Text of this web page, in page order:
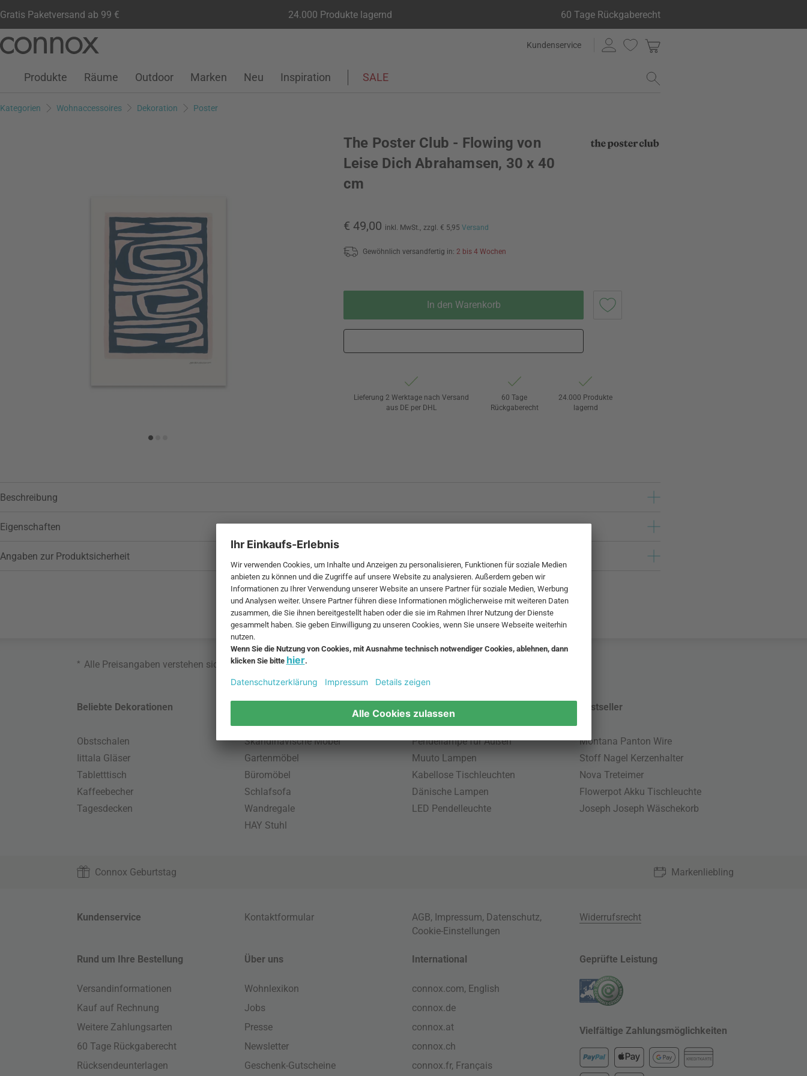
Gratis Paketversand ab 99 € 24.000 Produkte lagernd 60 Tage Rückgaberecht
Seiteninhalt
Suchfeld
Kundenservice
Kundenkonto
Wunschliste
Warenkorb
Produkte Räume Outdoor Marken Neu Inspiration SALE
Kategorien Wohnaccessoires Dekoration Poster
The Poster Club - Flowing von
Leise Dich Abrahamsen, 30 x 40
cm
€ 49,00 inkl. MwSt., zzgl. € 5,95 Versand
Gewöhnlich versandfertig in: 2 bis 4 Wochen
In den Warenkorb
Lieferung 2 Werktage nach Versand
aus DE per DHL
60 Tage
Rückgaberecht
24.000 Produkte
lagernd
Beschreibung
Eigenschaften
Angaben zur Produktsicherheit
* Alle Preisangaben verstehen sich inklusive MwSt. und zzgl.
Beliebte Dekorationen
Obstschalen
Iittala Gläser
Tabletttisch
Kaffeebecher
Tagesdecken
Skandinavische Möbel
Gartenmöbel
Büromöbel
Schlafsofa
Wandregale
HAY Stuhl
Beliebte Leuchten
Pendellampe für Außen
Muuto Lampen
Kabellose Tischleuchten
Dänische Lampen
LED Pendelleuchte
Bestseller
Montana Panton Wire
Stoff Nagel Kerzenhalter
Nova Treteimer
Flowerpot Akku Tischleuchte
Joseph Joseph Wäschekorb
Connox Geburtstag Markenliebling
Kundenservice Kontaktformular AGB, Impressum, Datenschutz,
Cookie-Einstellungen
Widerrufsrecht
Rund um Ihre Bestellung
Versandinformationen
Kauf auf Rechnung
Weitere Zahlungsarten
60 Tage Rückgaberecht
Rücksendeunterlagen
Über uns
Wohnlexikon
Jobs
Presse
Newsletter
Geschenk-Gutscheine
International
connox.com, English
connox.de
connox.at
connox.ch
connox.fr, Français
Geprüfte Leistung
Vielfältige Zahlungsmöglichkeiten
KREDITKARTE